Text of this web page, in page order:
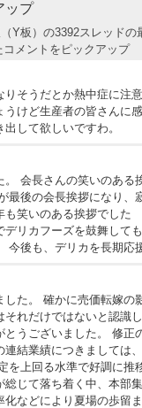
ップ
Y板）の3392スレッドの
メントをピックアップ
りそうだとか熱中症に注
うけど生産者の皆さんに
して欲しいですわ。
。 会長さんの笑いのある
後の会長挨拶になり、
も笑いのある挨拶でし
デリカフーズを鼓舞し
今後も、デリカを長期応
た。 確かに売価転嫁の
それだけではないと認識
とうございました。 修正
連結業績につきましては
を上回る水準で好調に推
総じて落ち着く中、本部
化などにより夏場の歩留